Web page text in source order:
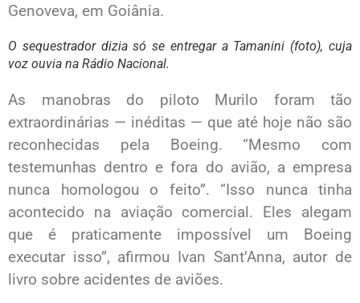
Genoveva, em Goiânia.
O sequestrador dizia só se entregar a Tamanini (foto), cuja
voz ouvia na Rádio Nacional.
As manobras do piloto Murilo foram tão
extraordinárias — inéditas — que até hoje não são
reconhecidas pela Boeing. “Mesmo com
testemunhas dentro e fora do avião, a empresa
nunca homologou o feito”. “Isso nunca tinha
acontecido na aviação comercial. Eles alegam
que é praticamente impossível um Boeing
executar isso”, afirmou Ivan Sant’Anna, autor de
livro sobre acidentes de aviões.